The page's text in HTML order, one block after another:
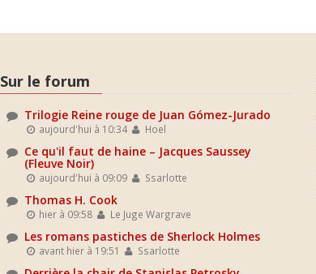
Sur le forum
Trilogie Reine rouge de Juan Gómez-Jurado
aujourd'hui à 10:34 Hoel
Ce qu'il faut de haine – Jacques Saussey
(Fleuve Noir)
aujourd'hui à 09:09 Ssarlotte
Thomas H. Cook
hier à 09:58 Le Juge Wargrave
Les romans pastiches de Sherlock Holmes
avant hier à 19:51 Ssarlotte